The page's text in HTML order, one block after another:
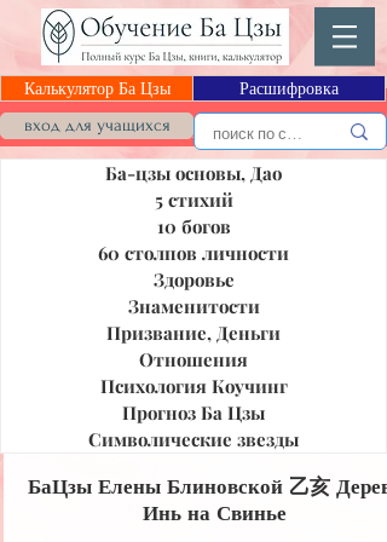
Калькулятор Ба Цзы Расшифровка
вход для учащихсяБлог Ба Цзы
Ба-цзы основы, Дао
5 стихий
10 богов
60 столпов личности
Здоровье
Знаменитости
Призвание, Деньги
Отношения
Психология Коучинг
Прогноз Ба Цзы
Символические звезды
БаЦзы Елены Блиновской 乙亥
Инь на Свинье